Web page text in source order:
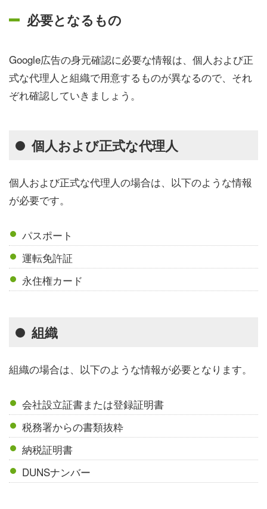
必要となるもの
Google広告の身元確認に必要な情報は、個人および正
式な代理人と組織で用意するものが異なるので、それ
ぞれ確認していきましょう。
個人および正式な代理人
個人および正式な代理人の場合は、以下のような情報
が必要です。
パスポート
運転免許証
永住権カード
組織
組織の場合は、以下のような情報が必要となります。
会社設立証書または登録証明書
税務署からの書類抜粋
納税証明書
DUNSナンバー